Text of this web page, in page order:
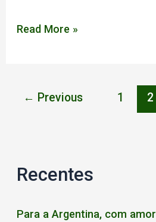
O
Read More »
← Previous 1 2
Recentes
Para a Argentina, com amor